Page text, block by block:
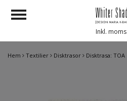
Hem Textilier Disktrasor Disktrasa: TOA
Inkl. moms